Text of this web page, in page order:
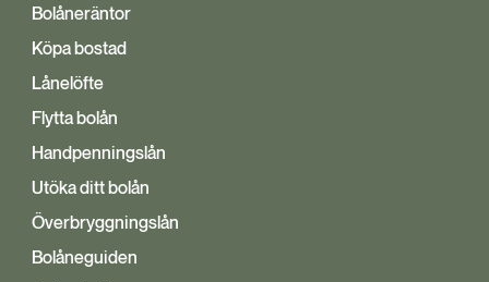
Bolåneräntor
Köpa bostad
Lånelöfte
Flytta bolån
Handpenningslån
Utöka ditt bolån
Överbryggningslån
Bolåneguiden